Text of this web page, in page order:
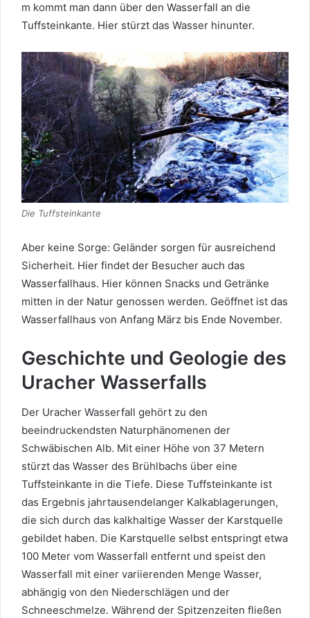
m kommt man dann über den Wasserfall an die
Tuffsteinkante. Hier stürzt das Wasser hinunter.
Die Tuffsteinkante
Aber keine Sorge: Geländer sorgen für ausreichend
Sicherheit. Hier findet der Besucher auch das
Wasserfallhaus. Hier können Snacks und Getränke
mitten in der Natur genossen werden. Geöffnet ist das
Wasserfallhaus von Anfang März bis Ende November.
Geschichte und Geologie des
Uracher Wasserfalls
Der Uracher Wasserfall gehört zu den
beeindruckendsten Naturphänomenen der
Schwäbischen Alb. Mit einer Höhe von 37 Metern
stürzt das Wasser des Brühlbachs über eine
Tuffsteinkante in die Tiefe. Diese Tuffsteinkante ist
das Ergebnis jahrtausendelanger Kalkablagerungen,
die sich durch das kalkhaltige Wasser der Karstquelle
gebildet haben. Die Karstquelle selbst entspringt etwa
100 Meter vom Wasserfall entfernt und speist den
Wasserfall mit einer variierenden Menge Wasser,
abhängig von den Niederschlägen und der
Schneeschmelze. Während der Spitzenzeiten fließen